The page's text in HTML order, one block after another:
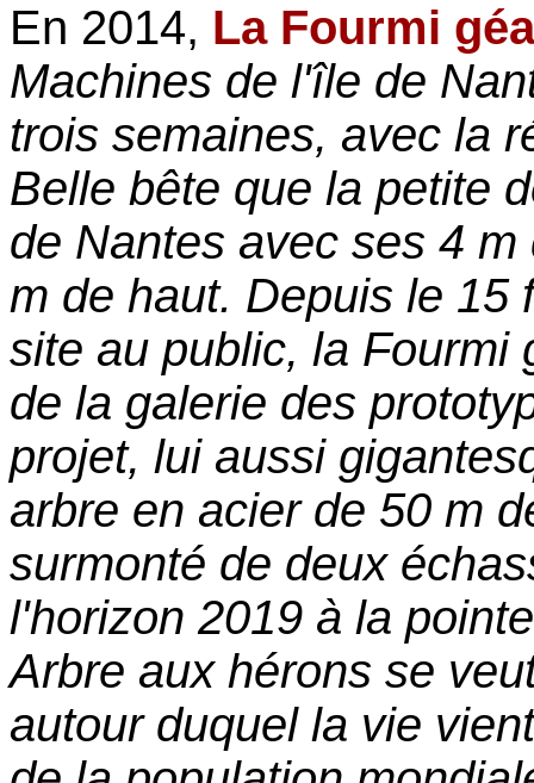
En 2014, La Fourmi
Machines de l'île de
trois semaines, avec la
Belle bête que la petite
de Nantes avec ses 4
m de haut. Depuis le 15
site au public, la Fourmi
de la galerie des
projet, lui aussi
arbre en acier de 50 m
surmonté de deux
l'horizon 2019 à la
Arbre aux hérons se
autour duquel la vie